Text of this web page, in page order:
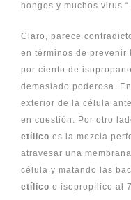
hongos y muchos virus “.
Claro, parece
en términos de prevenir
por ciento de
demasiado poderosa.
exterior de la célula
en cuestión. Por otro
etílico es la mezcla
atravesar una
célula y matando las
etílico o isopropílico al